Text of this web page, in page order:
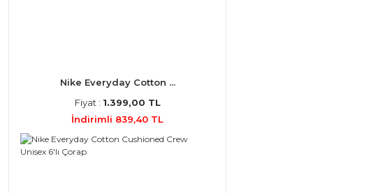
Nike Everyday Cotton ...
Fiyat : 1.399,00 TL
İndirimli 839,40 TL